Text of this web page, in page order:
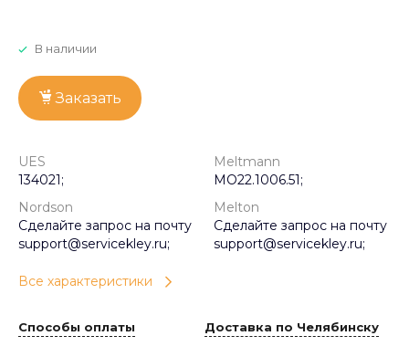
В наличии
Заказать
UES
134021;
Meltmann
MO22.1006.51;
Nordson
Сделайте запрос на почту
support@servicekley.ru;
Melton
Сделайте запрос на почту
support@servicekley.ru;
Все характеристики
Способы оплаты Доставка по Челябинску